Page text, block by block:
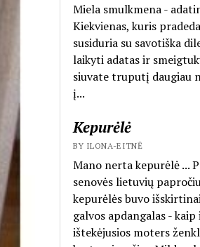
Miela smulkmena -
Kiekvienas, kuris
susiduria su savotiška
laikyti adatas ir
siuvate truputį daugiau
į...
Kepurėlė
BY ILONA-EITNĖ
Mano nerta kepurėlė ...
senovės lietuvių
kepurėlės buvo
galvos apdangalas - kaip
ištekėjusios moters